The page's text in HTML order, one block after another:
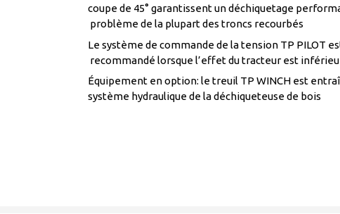
coupe de 45° garantissent un déchiquetage
problème de la plupart des troncs recourbés
Le système de commande de la tension TP PILOT
recommandé lorsque l’effet du tracteur est
Équipement en option: le treuil TP WINCH est
système hydraulique de la déchiqueteuse de bois